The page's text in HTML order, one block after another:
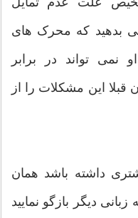
بدهید که محرک های
نمی تواند در برابر
این مشکلات را از
داشته باشد همان
دیگر بازگو نمایید